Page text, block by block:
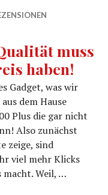
muss
haben!
Gadget, was wir
dem Hause
Plus die gar nicht
Also zunächst
zeige, sind
viel mehr Klicks
macht. Weil, …
– Qualität muss